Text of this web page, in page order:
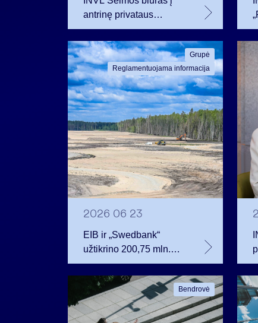
antrinę privataus
kapitalo rinką
investuojantį fondą
pritraukė 17,4 mln. JAV
dolerių
Grupė
Reglamentuojama informacija
2026 06 23
EIB ir „Swedbank“
užtikrino 200,75 mln.
eurų finansavimą
Rūdninkų karinio
miestelio vystytojai
Bendrovė